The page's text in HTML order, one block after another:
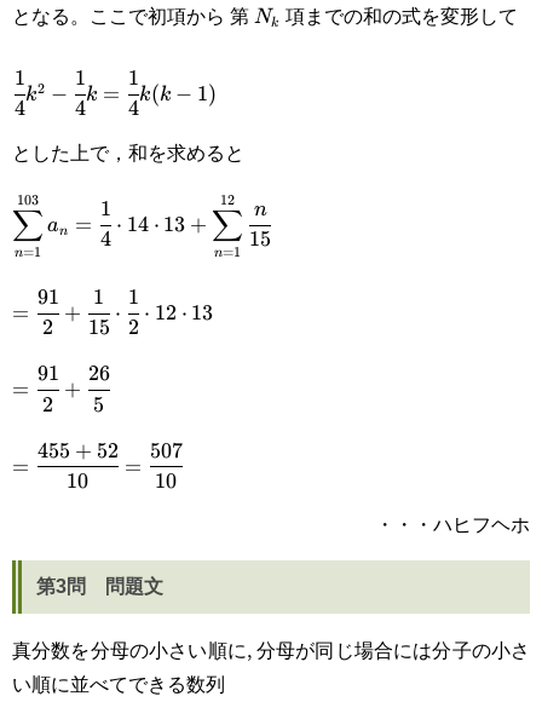
となる。ここで初項から 第 Nk 項までの和の式を変形して
\cfrac{1}
{4}k^2-
\cfrac{1}
{4}k=\cfrac{1}
{4}k(k-1)
4
1
k2 −
4
1
k =
4
1
k(k − 1)
とした上で，和を求めると
\displaystyle\sum_{n=1}^{103}
a_n=\cfrac{1}
{4}\cdot14\cdot13+\sum_{n=1}^{12}
\cfrac{n}{15}
n=1
∑
103
an =
4
1
⋅ 14 ⋅ 13 +
n=1
∑
12
15
n
=\cfrac{91}
{2}+\cfrac{1}
{15}\cdot\cfrac{1}
=
2
91
+
15
1
⋅
2
1
⋅ 12 ⋅ 13
=\cfrac{91}
{2}+\cfrac{26}
{5}
=
2
91
+
5
26
=\cfrac{455+52}
{10}=\cfrac{507}
=
10
455 + 52
=
10
507
・・・ハヒフヘホ
第3問 問題文
真分数を分母の小さい順に, 分母が同じ場合には分子の小さ
い順に並べてできる数列